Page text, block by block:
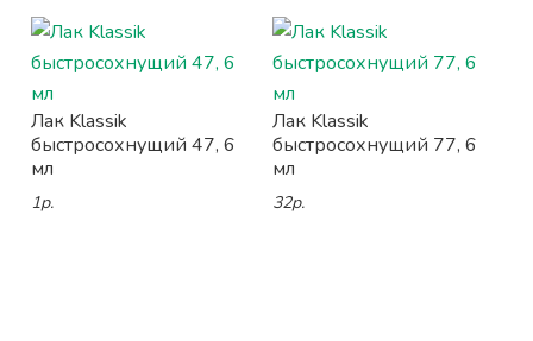
Лак Klassik
быстросохнущий 47, 6
мл
1р.
Лак Klassik
быстросохнущий 77, 6
мл
32р.